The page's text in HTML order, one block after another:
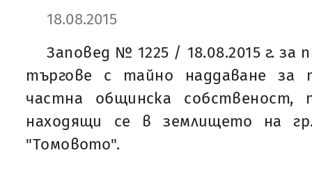
18.08.2015
Заповед № 1225 / 18.08.2015 г. за
търгове с тайно наддаване
частна общинска собственост,
находящи се в землището на
"Томовото".